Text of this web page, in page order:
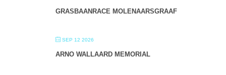
GRASBAANRACE MOLENAARSGRAAF
SEP 12 2026
ARNO WALLAARD MEMORIAL